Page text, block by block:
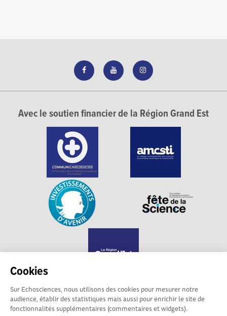
Cookies
Sur Echosciences, nous utilisons des cookies pour mesurer notre
audience, établir des statistiques mais aussi pour enrichir le site de
fonctionnalités supplémentaires (commentaires et widgets).
Avec le soutien financier de la Région Grand Est
Echosciences Grand Est est propulsé par